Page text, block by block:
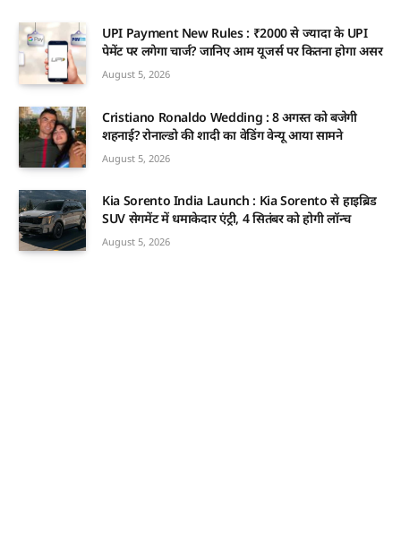
UPI Payment New Rules : ₹2000 से ज्यादा के UPI
पेमेंट पर लगेगा चार्ज? जानिए आम यूजर्स पर कितना होगा असर
August 5, 2026
Cristiano Ronaldo Wedding : 8 अगस्त को बजेगी
शहनाई? रोनाल्डो की शादी का वेडिंग वेन्यू आया सामने
August 5, 2026
Kia Sorento India Launch : Kia Sorento से हाइब्रिड
SUV सेगमेंट में धमाकेदार एंट्री, 4 सितंबर को होगी लॉन्च
August 5, 2026